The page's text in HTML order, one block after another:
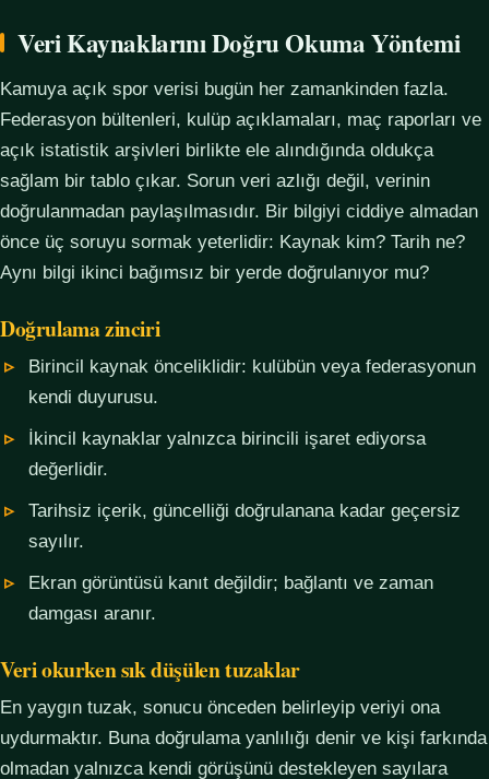
Veri Kaynaklarını Doğru Okuma Yöntemi
Kamuya açık spor verisi bugün her zamankinden fazla.
Federasyon bültenleri, kulüp açıklamaları, maç raporları ve
açık istatistik arşivleri birlikte ele alındığında oldukça
sağlam bir tablo çıkar. Sorun veri azlığı değil, verinin
doğrulanmadan paylaşılmasıdır. Bir bilgiyi ciddiye almadan
önce üç soruyu sormak yeterlidir: Kaynak kim? Tarih ne?
Aynı bilgi ikinci bağımsız bir yerde doğrulanıyor mu?
Doğrulama zinciri
Birincil kaynak önceliklidir: kulübün veya federasyonun
kendi duyurusu.
İkincil kaynaklar yalnızca birincili işaret ediyorsa
değerlidir.
Tarihsiz içerik, güncelliği doğrulanana kadar geçersiz
sayılır.
Ekran görüntüsü kanıt değildir; bağlantı ve zaman
damgası aranır.
Veri okurken sık düşülen tuzaklar
En yaygın tuzak, sonucu önceden belirleyip veriyi ona
uydurmaktır. Buna doğrulama yanlılığı denir ve kişi farkında
olmadan yalnızca kendi görüşünü destekleyen sayılara